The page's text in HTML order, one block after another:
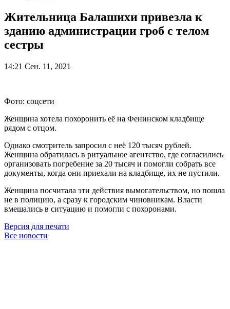
Жительница Балашихи привезла к
зданию администрации гроб с телом
сестры
14:21 Сен. 11, 2021
Фото: соцсети
Женщина хотела похоронить её на Фенинском кладбище
рядом с отцом.
Однако смотритель запросил с неё 120 тысяч рублей.
Женщина обратилась в ритуальное агентство, где согласились
организовать погребение за 20 тысяч и помогли собрать все
документы, когда они приехали на кладбище, их не пустили.
Женщина посчитала эти действия вымогательством, но пошла
не в полицию, а сразу к городским чиновникам. Власти
вмешались в ситуацию и помогли с похоронами.
Версия для печати
Все новости